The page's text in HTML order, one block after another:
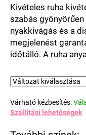
csillag.
Kivételes ruha
szabás
nyakkivágás és a
megjelenést
időtálló. A ruha
Várható kézbesítés:
Szállítási lehetőségek